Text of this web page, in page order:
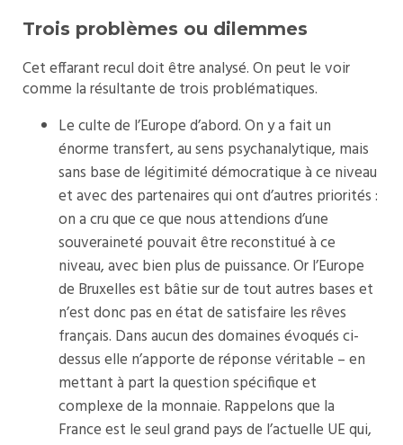
Trois problèmes ou dilemmes
Cet effarant recul doit être analysé. On peut le voir
comme la résultante de trois problématiques.
Le culte de l’Europe d’abord. On y a fait un
énorme transfert, au sens psychanalytique, mais
sans base de légitimité démocratique à ce niveau
et avec des partenaires qui ont d’autres priorités :
on a cru que ce que nous attendions d’une
souveraineté pouvait être reconstitué à ce
niveau, avec bien plus de puissance. Or l’Europe
de Bruxelles est bâtie sur de tout autres bases et
n’est donc pas en état de satisfaire les rêves
français. Dans aucun des domaines évoqués ci-
dessus elle n’apporte de réponse véritable – en
mettant à part la question spécifique et
complexe de la monnaie. Rappelons que la
France est le seul grand pays de l’actuelle UE qui,